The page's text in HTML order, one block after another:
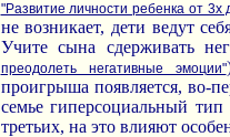
"Развитие личности ребенка от 3х
не возникает, дети ведут
Учите сына сдерживать
преодолеть негативные эмоции"
проигрыша появляется, во-
семье гиперсоциальный
третьих, на это влияют